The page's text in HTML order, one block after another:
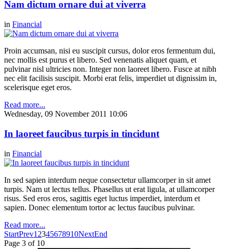
Nam dictum ornare dui at viverra
in Financial
Proin accumsan, nisi eu suscipit cursus, dolor eros fermentum dui,
nec mollis est purus et libero. Sed venenatis aliquet quam, et
pulvinar nisl ultricies non. Integer non laoreet libero. Fusce at nibh
nec elit facilisis suscipit. Morbi erat felis, imperdiet ut dignissim in,
scelerisque eget eros.
Read more...
Wednesday, 09 November 2011 10:06
In laoreet faucibus turpis in tincidunt
in Financial
In sed sapien interdum neque consectetur ullamcorper in sit amet
turpis. Nam ut lectus tellus. Phasellus ut erat ligula, at ullamcorper
risus. Sed eros eros, sagittis eget luctus imperdiet, interdum et
sapien. Donec elementum tortor ac lectus faucibus pulvinar.
Read more...
StartPrev1 2345678910NextEnd
Page 3 of 10